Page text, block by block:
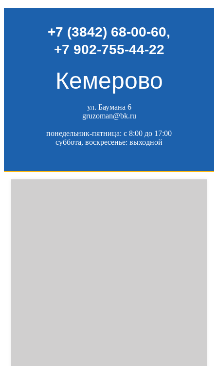
+7 (3842) 68-00-60,
+7 902-755-44-22
Кемерово
ул. Баумана 6
gruzoman@bk.ru
понедельник-пятница: c 8:00 до 17:00
суббота, воскресенье: выходной